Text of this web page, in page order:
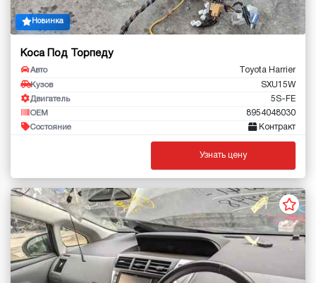
Новинка
Коса Под Торпеду
Авто Toyota Harrier
Кузов SXU15W
Двигатель 5S-FE
OEM 8954048030
Состояние Контракт
Узнать цену